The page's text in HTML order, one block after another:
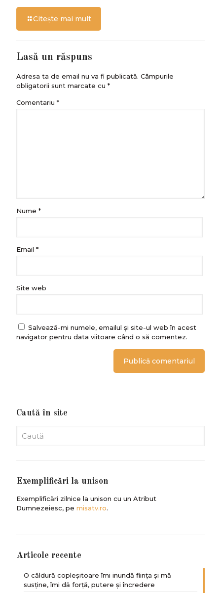
Citește mai mult
Lasă un răspuns
Adresa ta de email nu va fi publicată. Câmpurile
obligatorii sunt marcate cu *
Comentariu *
Nume *
Email *
Site web
Salvează-mi numele, emailul și site-ul web în acest
navigator pentru data viitoare când o să comentez.
Caută în site
Exemplificări la unison
Exemplificări zilnice la unison cu un Atribut
Dumnezeiesc, pe misatv.ro.
Articole recente
O căldură copleșitoare îmi inundă ființa și mă
susține, îmi dă forță, putere și încredere